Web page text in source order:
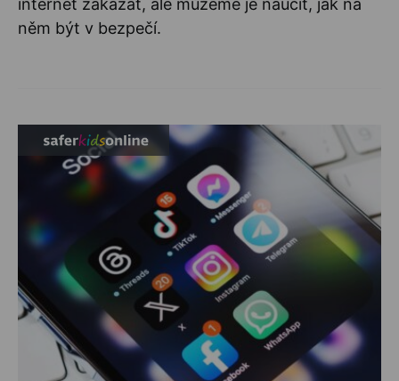
internet zakázat, ale můžeme je naučit, jak na
něm být v bezpečí.